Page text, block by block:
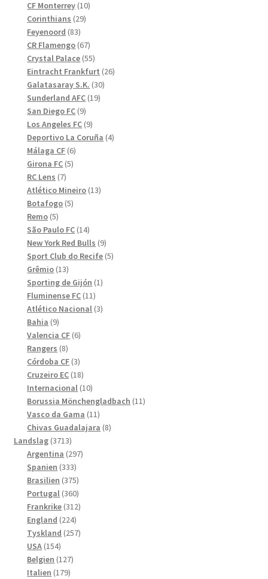
produkter
CF Monterrey 1010
Corinthians 2929
Feyenoord 8383
produkter
CR Flamengo 6767
produkter
Crystal Palace 5555
produkter
Eintracht Frankfurt 2626
Galatasaray S.K. 3030
Sunderland AFC 1919
San Diego FC 99
produkter
Los Angeles FC 99
produkter
Deportivo La Coruña 44
Málaga CF 66
Girona FC 55
RC Lens 77
produkter
Atlético Mineiro 1313
Botafogo 55
Remo 55
produkter
São Paulo FC 1414
produkter
New York Red Bulls 99
produkter
Sport Club do Recife 55
Grêmio 1313
produkter
Sporting de Gijón 11
Fluminense FC 1111
produkter
Atlético Nacional 33
Bahia 99
produkter
Valencia CF 66
Rangers 88
produkter
Córdoba CF 33
produkter
Cruzeiro EC 1818
produkter
Internacional 1010
produkter
Borussia Mönchengladbach 1111
Vasco da Gama 1111
produkter
Chivas Guadalajara 88
Landslag 37133713
produkter
Argentina 297297
Spanien 333333
produkter
Brasilien 375375
produkter
Portugal 360360
produkter
Frankrike 312312
England 224224
produkter
Tyskland 257257
USA 154154
produkter
Belgien 127127
Italien 179179